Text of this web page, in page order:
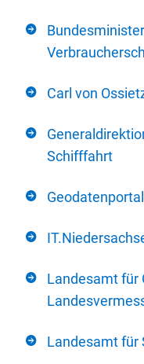
Carl von
Schifffahrt
Landesamt für
Landesamt für